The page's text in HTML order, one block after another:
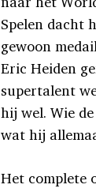
Spelen dacht
gewoon
Eric Heiden
supertalent
hij wel. Wie
wat hij
Het complete